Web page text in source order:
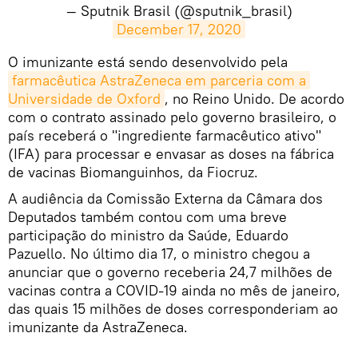
— Sputnik Brasil (@sputnik_brasil)
December 17, 2020
O imunizante está sendo desenvolvido pela
farmacêutica AstraZeneca em parceria com a
Universidade de Oxford , no Reino Unido. De acordo
com o contrato assinado pelo governo brasileiro, o
país receberá o "ingrediente farmacêutico ativo"
(IFA) para processar e envasar as doses na fábrica
de vacinas Biomanguinhos, da Fiocruz.
A audiência da Comissão Externa da Câmara dos
Deputados também contou com uma breve
participação do ministro da Saúde, Eduardo
Pazuello. No último dia 17, o ministro chegou a
anunciar que o governo receberia 24,7 milhões de
vacinas contra a COVID-19 ainda no mês de janeiro,
das quais 15 milhões de doses corresponderiam ao
imunizante da AstraZeneca.